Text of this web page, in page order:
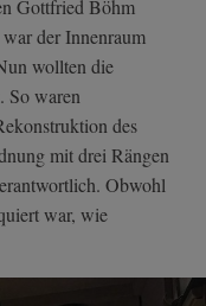
Gottfried Böhm
der Innenraum
wollten die
So waren
des
mit drei Rängen
Obwohl
war, wie